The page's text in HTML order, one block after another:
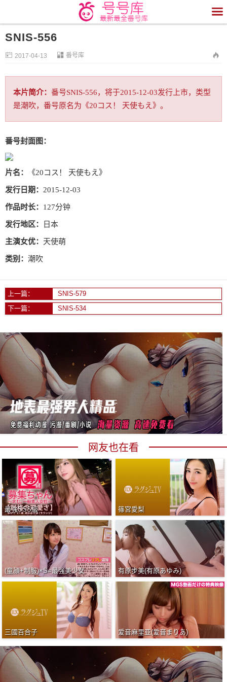

SNIS-556
 2017-04-13  番号库 
本片简介： 番号SNIS-556，将于2015-12-03发行上市，类型
是潮吹，番号原名为《20コス！ 天使もえ》。
番号封面图：
片名： 《20コス！ 天使もえ》
发行日期： 2015-12-03
作品时长： 127分钟
发行地区： 日本
主演女优： 天使萌
类别： 潮吹
上一篇：
SNIS-579
下一篇：
SNIS-534
网友也在看
最強SSS級 篠宮愛梨
(童顔+制服)×S=最強美少女 有原步美(有原あゆみ)
三國百合子 爱音麻里亚(爱音まりあ)